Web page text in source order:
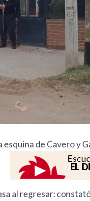
de Cavero y
EL
al regresar: